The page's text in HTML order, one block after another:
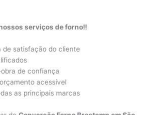
serviços de forno!!
de satisfação do cliente
de confiança
acessível
as principais marcas